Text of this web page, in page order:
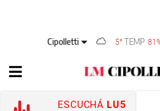
Cipolletti 5°TEMP
ESCUCHÁ LU5